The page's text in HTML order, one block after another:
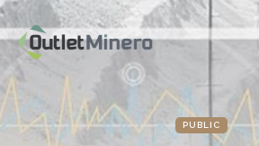
PUBLIC